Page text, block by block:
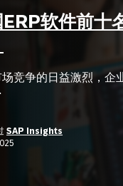
ERP软件前十
场竞争的日益激烈，企
SAP Insights